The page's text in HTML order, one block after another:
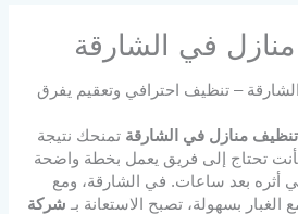
في الشارقة
– تنظيف احترافي وتعقيم يفرق
منازل في الشارقة تمنحك نتيجة
تحتاج إلى فريق يعمل بخطة واضحة
أثره بعد ساعات. في الشارقة، ومع
الغبار بسهولة، تصبح الاستعانة بـ شركة